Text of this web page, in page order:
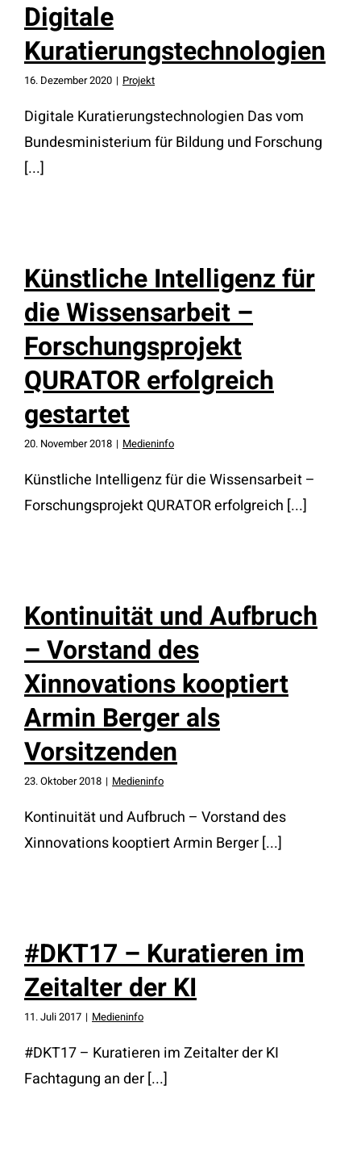
Digitale
Kuratierungstechnologien
16. Dezember 2020 | Projekt
Digitale Kuratierungstechnologien Das vom
Bundesministerium für Bildung und Forschung
[...]
Künstliche Intelligenz für
die Wissensarbeit –
Forschungsprojekt
QURATOR erfolgreich
gestartet
20. November 2018 | Medieninfo
Künstliche Intelligenz für die Wissensarbeit –
Forschungsprojekt QURATOR erfolgreich [...]
Kontinuität und Aufbruch
– Vorstand des
Xinnovations kooptiert
Armin Berger als
Vorsitzenden
23. Oktober 2018 | Medieninfo
Kontinuität und Aufbruch – Vorstand des
Xinnovations kooptiert Armin Berger [...]
#DKT17 – Kuratieren im
Zeitalter der KI
11. Juli 2017 | Medieninfo
#DKT17 – Kuratieren im Zeitalter der KI
Fachtagung an der [...]